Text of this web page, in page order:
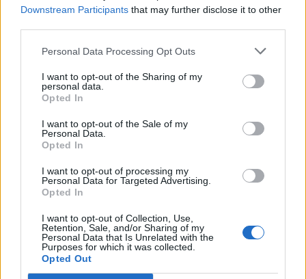
Downstream Participants that may further disclose it to other
Personal Data Processing Opt Outs
I want to opt-out of the Sharing of my
personal data.
Opted In
I want to opt-out of the Sale of my
Personal Data.
Opted In
I want to opt-out of processing my
Personal Data for Targeted Advertising.
Opted In
I want to opt-out of Collection, Use,
Retention, Sale, and/or Sharing of my
Personal Data that Is Unrelated with the
Purposes for which it was collected.
Opted Out
undertegnede mener både Garmin og
Simrad gjør akkurat dette bedre. Enheten
kan betjenes enten via berøringsskjermen
eller knappene på siden. Hybrid touch
(berøringsskjerm og knapper) ble
introdusert på E wide-serien og gjør at man
teknologien eller betjene plotteren som i
av displayet. Skjermens oppløsning er på
800 x 480 pixler.